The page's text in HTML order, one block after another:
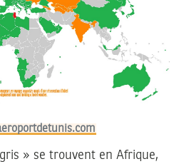
» se trouvent en Afrique,